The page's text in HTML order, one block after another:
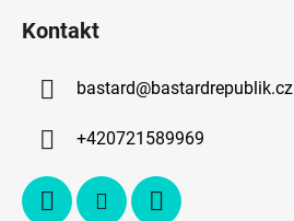
Kontakt
bastard@bastardrepublik.cz
+420721589969